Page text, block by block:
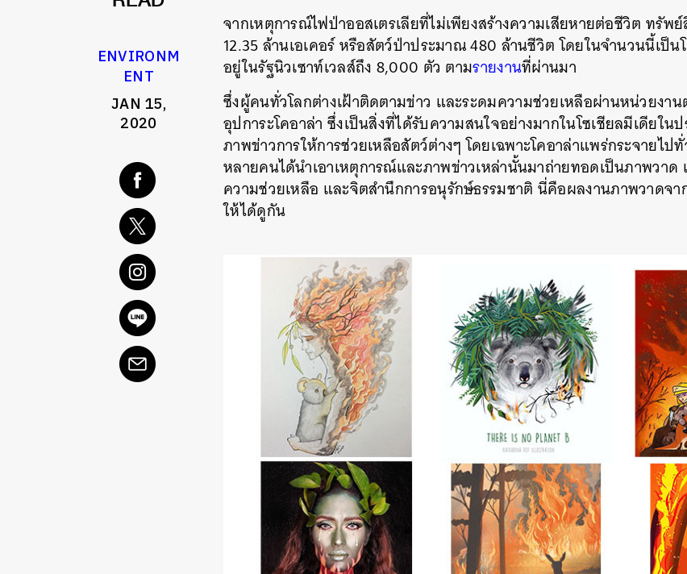
READ
ENVIRONM
ENT
JAN 15,
2020
จากเหตุการณ์ไฟป่าออสเตรเลียที่ไม่เพียงสร้างความเสียหายต่อชีวิต ทรัพ
12.35ล้านเอเคอร์หรือสัตว์ป่าประมาณ480 ล้านชีวิต โดยในจำนวนนี้เป็น
อยู่ในรัฐนิวเซาท์เวลส์ถึง 8,000 ตัว ตามรายงานที่ผ่านมา
ซึ่งผู้คนทั่วโลกต่างเฝ้าติดตามข่าว และระดมความช่วยเหลือผ่านหน่วยงาน
อุปการะโคอาล่า ซึ่งเป็นสิ่งที่ได้รับความสนใจอย่างมากในโซเชียลมีเดียใน
ภาพข่าวการให้การช่วยเหลือสัตว์ต่างๆ โดยเฉพาะโคอาล่าแพร่กระจายไป
หลายคนได้นำเอาเหตุการณ์และภาพข่าวเหล่านั้นมาถ่ายทอดเป็นภาพวาด
ความช่วยเหลือ และจิตสำนึกการอนุรักษ์ธรรมชาติ นี่คือผลงานภาพวาดจา
ให้ได้ดูกัน